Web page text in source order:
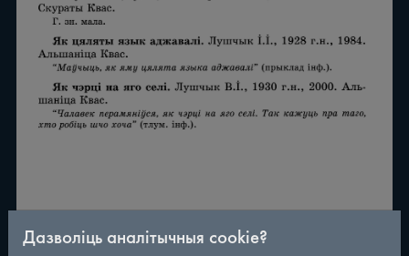
Дазволіць аналітычныя cookie?